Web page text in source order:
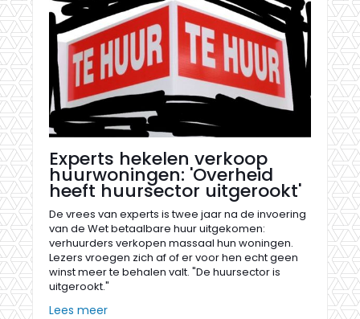
Experts hekelen verkoop
huurwoningen: 'Overheid
heeft huursector uitgerookt'
De vrees van experts is twee jaar na de invoering
van de Wet betaalbare huur uitgekomen:
verhuurders verkopen massaal hun woningen.
Lezers vroegen zich af of er voor hen echt geen
winst meer te behalen valt. "De huursector is
uitgerookt."
Lees meer